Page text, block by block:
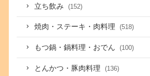
立ち飲み (152)
焼肉・ステーキ・肉料理 (518)
もつ鍋・鍋料理・おでん (100)
とんかつ・豚肉料理 (136)